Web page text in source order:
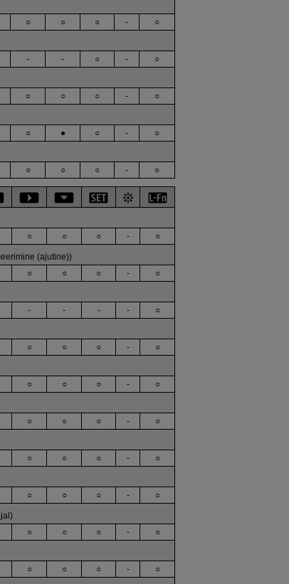
○ ○ ○ - ○
- - ○ - ○
○ ○ ○ - ○
○ ● ○ - ○
○ ○ ○ - ○
○ ○ ○ - ○
(ajutine))
○ ○ ○ - ○
- - - - ○
○ ○ ○ - ○
○ ○ ○ - ○
○ ○ ○ - ○
○ ○ ○ - ○
○ ○ ○ - ○
○ ○ ○ - ○
○ ○ ○ - ○